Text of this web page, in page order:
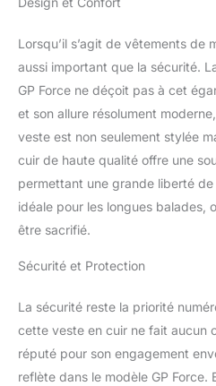
Lorsqu’il s’agit de vêtements de
aussi important que la sécurité.
GP Force ne déçoit pas à cet
et son allure résolument
veste est non seulement stylée
cuir de haute qualité offre une
permettant une grande liberté
idéale pour les longues balades,
être sacrifié.
Sécurité et Protection
La sécurité reste la priorité
cette veste en cuir ne fait aucun
réputé pour son engagement
reflète dans le modèle GP Force.